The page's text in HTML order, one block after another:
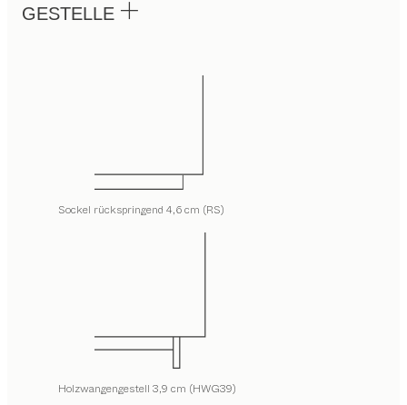
GESTELLE
Sockel rückspringend 4,6 cm (RS)
Holzwangengestell 3,9 cm (HWG39)